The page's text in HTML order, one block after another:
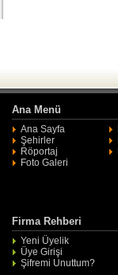
Ana Menü
Ana Sayfa
Şehirler
Röportaj
Foto Galeri
Firma Rehberi
Yeni Üyelik
Üye Girişi
Şifremi Unuttum?